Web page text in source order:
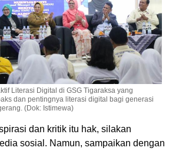
Literasi Digital di GSG Tigaraksa yang
dan pentingnya literasi digital bagi generasi
(Dok: Istimewa)
dan kritik itu hak, silakan
sosial. Namun, sampaikan dengan